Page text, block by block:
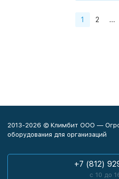
1 2 ...
2013-2026 © Климбит ООО —
оборудования для организаций
+7 (812)
с 10 до